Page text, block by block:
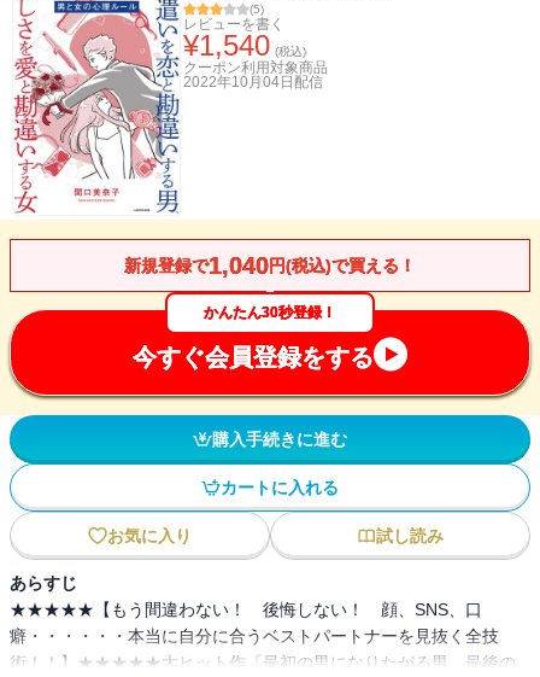
(5)
レビューを書く
¥1,540 (税込)
クーポン利用対象商品
2022年10月04日 配信
新規登録で1,040円(税込)で買える！
かんたん30秒登録！
今すぐ会員登録をする
購入手続きに進む
カートに入れる
お気に入り 試し読み
あらすじ
★★★★★【もう間違わない！ 後悔しない！ 顔、SNS、口
癖・・・・・・本当に自分に合うベストパートナーを見抜く全技
術！！】★★★★★大ヒット作『最初の男になりたがる男、最後の